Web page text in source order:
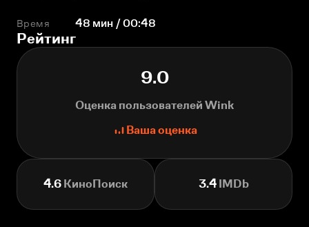
Время 48 мин / 00:48
Рейтинг
9.0
Оценка пользователей Wink
Ваша оценка
4.6 КиноПоиск 3.4IMDb